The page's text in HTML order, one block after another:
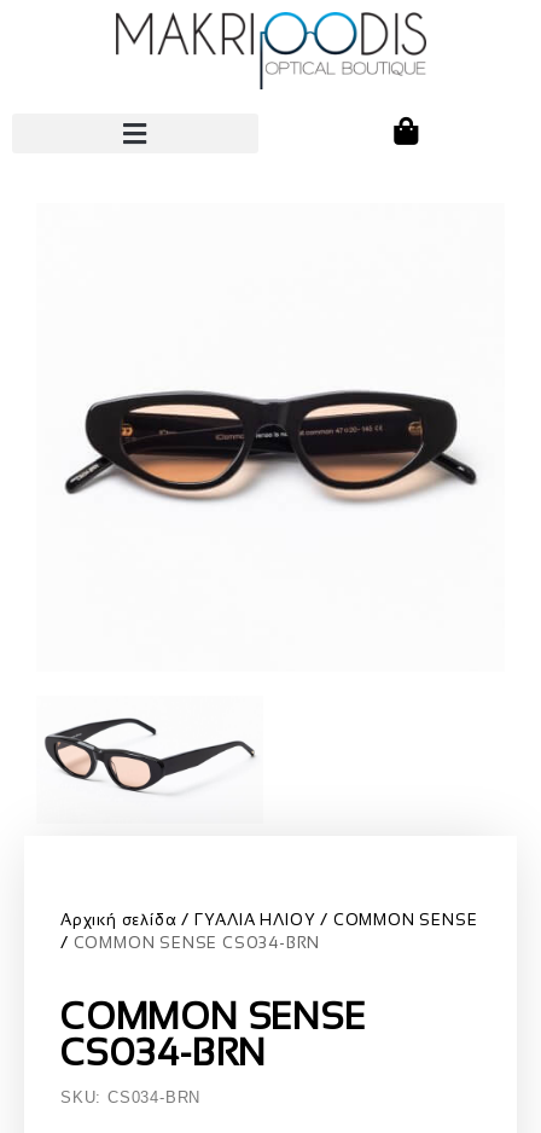
Αρχική σελίδα ΓΥΑΛΙΑ ΗΛΙΟΥ
COMMON SENSE
COMMON SENSE CS034-BRN
COMMON SENSE
CS034-BRN
SKU: CS034-BRN